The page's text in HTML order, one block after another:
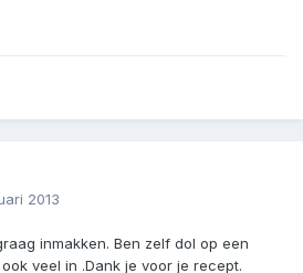
2013
inmakken. Ben zelf dol op een
veel in .Dank je voor je recept.